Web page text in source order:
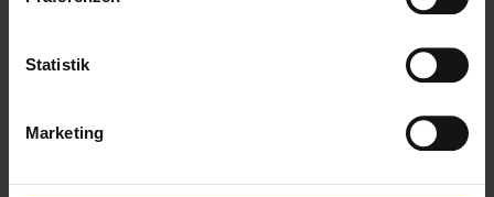
Statistik
Marketing
Lesen Sie den vollständigen englischsprachigen Bericht